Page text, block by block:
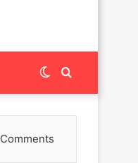
Search
for
Switch
skin
Comments